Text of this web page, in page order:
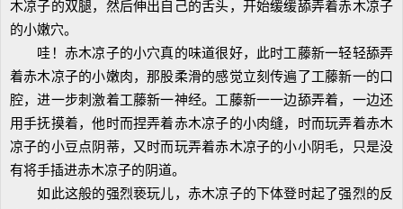
木凉子的双腿，然后伸出自己的舌头，开始缓缓舔弄着赤木凉子
的小嫩穴。
哇！赤木凉子的小穴真的味道很好，此时工藤新一轻轻舔弄
着赤木凉子的小嫩肉，那股柔滑的感觉立刻传遍了工藤新一的口
腔，进一步刺激着工藤新一神经。工藤新一一边舔弄着，一边还
用手抚摸着，他时而捏弄着赤木凉子的小肉缝，时而玩弄着赤木
凉子的小豆点阴蒂，又时而玩弄着赤木凉子的小小阴毛，只是没
有将手插进赤木凉子的阴道。
如此这般的强烈亵玩儿，赤木凉子的下体登时起了强烈的反